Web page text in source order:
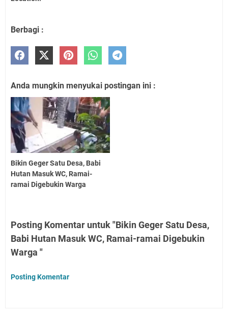
Berbagi :
Anda mungkin menyukai postingan ini :
Bikin Geger Satu Desa, Babi
Hutan Masuk WC, Ramai-
ramai Digebukin Warga
Posting Komentar untuk "Bikin Geger Satu Desa,
Babi Hutan Masuk WC, Ramai-ramai Digebukin
Warga "
Posting Komentar